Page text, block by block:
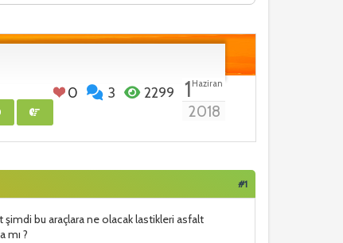
0 3 2299 1 Haziran
2018
#1
bu araçlara ne olacak lastikleri asfalt
mı ?